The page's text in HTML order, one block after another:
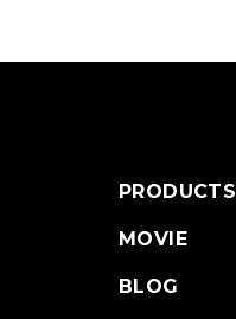
PRODUCTS
MOVIE
BLOG